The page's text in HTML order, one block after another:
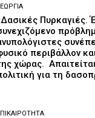
Πυρκαγιές.
περιβάλλον
χώρας.
για τη